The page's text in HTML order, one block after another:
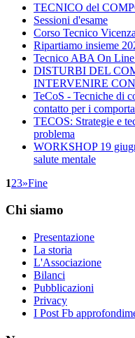
TECNICO del
Sessioni d'esame
Corso Tecnico
Ripartiamo insieme
Tecnico ABA On
DISTURBI DEL
INTERVENIRE
TeCoS - Tecniche di
contatto per i
TECOS: Strategie e
problema
WORKSHOP 19
salute mentale
123»Fine
Chi siamo
Presentazione
La storia
L'Associazione
Bilanci
Pubblicazioni
Privacy
I Post Fb